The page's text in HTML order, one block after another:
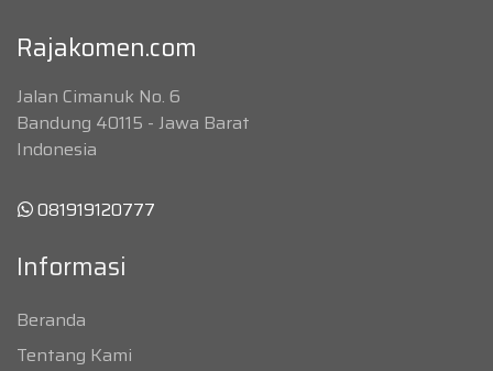
Rajakomen.com
Jalan Cimanuk No. 6
Bandung 40115 - Jawa Barat
Indonesia
081919120777
Informasi
Beranda
Tentang Kami